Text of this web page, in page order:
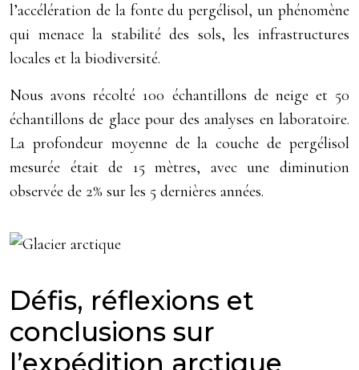
l’accélération de la fonte du pergélisol, un phénomène
qui menace la stabilité des sols, les infrastructures
locales et la biodiversité.
Nous avons récolté 100 échantillons de neige et 50
échantillons de glace pour des analyses en laboratoire.
La profondeur moyenne de la couche de pergélisol
mesurée était de 15 mètres, avec une diminution
observée de 2% sur les 5 dernières années.
Défis, réflexions et
conclusions sur
l’expédition arctique